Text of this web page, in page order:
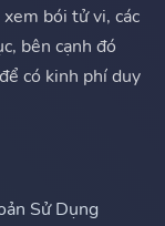
bói tử vi, các
bên cạnh đó
có kinh phí duy
Sử Dụng